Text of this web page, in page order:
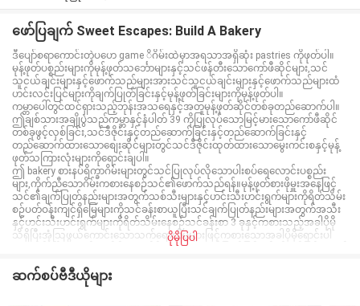
ဖော်ပြချက် Sweet Escapes: Build A Bakery
ဒီပျော်စရာကောင်းတဲ့ပဟေ game ိဂိမ်းထဲမှာအရသာအရှိဆုံး pastries ကိုဖုတ်ပါ။
မုန့်ဖုတ်ပစ္စည်းများကိုမုန့်ဖုတ်သင်္ဘောများနှင့်သင်ဖန်တီးသောကော်ဖီဆိုင်များ,သင်
သူငယ်ချင်းများနှင့်ဖောက်သည်များအားသင်သူငယ်ချင်းများနှင့်ဖောက်သည်များထံ
ဟင်းလင်းပြင်များကိုချက်ပြုတ်ခြင်းနှင့်မုန့်ဖုတ်ခြင်းများကိုမုန့်ဖုတ်ပါ။
ကမ္ဘာပေါ်တွင်ထင်ရှားသည့်ဘုန်းအသရေနှင့်အတူမုန့်ဖုတ်ဆိုင်တစ်ခုတည်ဆောက်ပါ။
ဤချစ်သားအချိုပွဲသည်ကမ္ဘာနှင့်နံပါတ် 39 ကိုပြုလုပ်သောမြင့်မားသောကော်ဖီဆိုင်
တစ်ခုဖွင့်လှစ်ခြင်း,သင်ဒီဇိုင်းနှင့်တည်ဆောက်ခြင်းနှင့်တည်ဆောက်ခြင်းနှင့်
တည်ဆောက်ထားသောစျေးဆိုင်များတွင်သင်ဒီဇိုင်းထုတ်ထားသောမွေးကင်းစနှင့်မုန့်
ဖုတ်သကြားလုံးများကိုရောင်းချပါ။
ဤ bakery စားနပ်ရိက္ခာဂိမ်းများတွင်သင်ပြုလုပ်လိုသောပါးစပ်ရေလောင်းပစ္စည်း
များ,ကိုက်ညီသောဂိမ်းကစားနေစဉ်သင်၏ဖောက်သည်ရန်။မုန့်ဖုတ်စားဖိုမှူးအနေဖြင့်
သင်၏ချက်ပြုတ်နည်းများအတွက်သစ်သီးများနှင့်ဟင်းသီးဟင်းရွက်များကိုရိတ်သိမ်း
စဉ်ပတ်ဝန်းကျင်ရှိမြေများကိုသင်ခန်းစာယူပြီးသင်ချက်ပြုတ်နည်းများအတွက်အသီး
နှင့်ဟင်းသီးဟင်းရွက်များကိုရိတ်သိမ်းနေစဉ်သင်ခန်းစာ 3 ခုနှင့်ကစားသည့်အခါပိုမို
သိရှိပြီးအံ့သြဖွယ်ကောင်းသောသက်ရောက်မှုများဖြင့်ကစားသောအခါပိုမိုရောင်းပါ
စျေးဆိုင်။မြို့ထဲတွင်နေထိုင်သောတိရိစ္ဆာန်များမှချက်ပြုတ်ခြင်းနှင့်မုန့်ဖုတ်ခြင်းများကို
ခမ်းနားသော်လည်းကျန်းမာရေးနှင့် amp ကိုသတိထားပါ။သင့်ကိုစိတ်ဓာတ်ကျစေမည့်
လုံခြုံရေးစစ်ဆေးရေးတွင်မည်သူကသင်ဖြိုဖျက်ခြင်း,မင်း
ပိုမိုပြပါ
ဆက်စပ်ဗီဒီယိုများ